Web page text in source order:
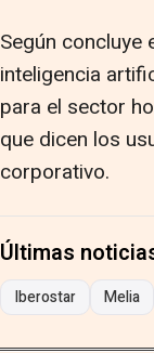
Según concluye
inteligencia
para el sector
que dicen los
corporativo.
Últimas
Iberostar Melia